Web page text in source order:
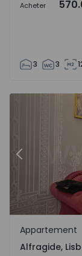
Acheter
3 3
Appartement
Précédent
Alfragide,
Appartement
Alfragide,